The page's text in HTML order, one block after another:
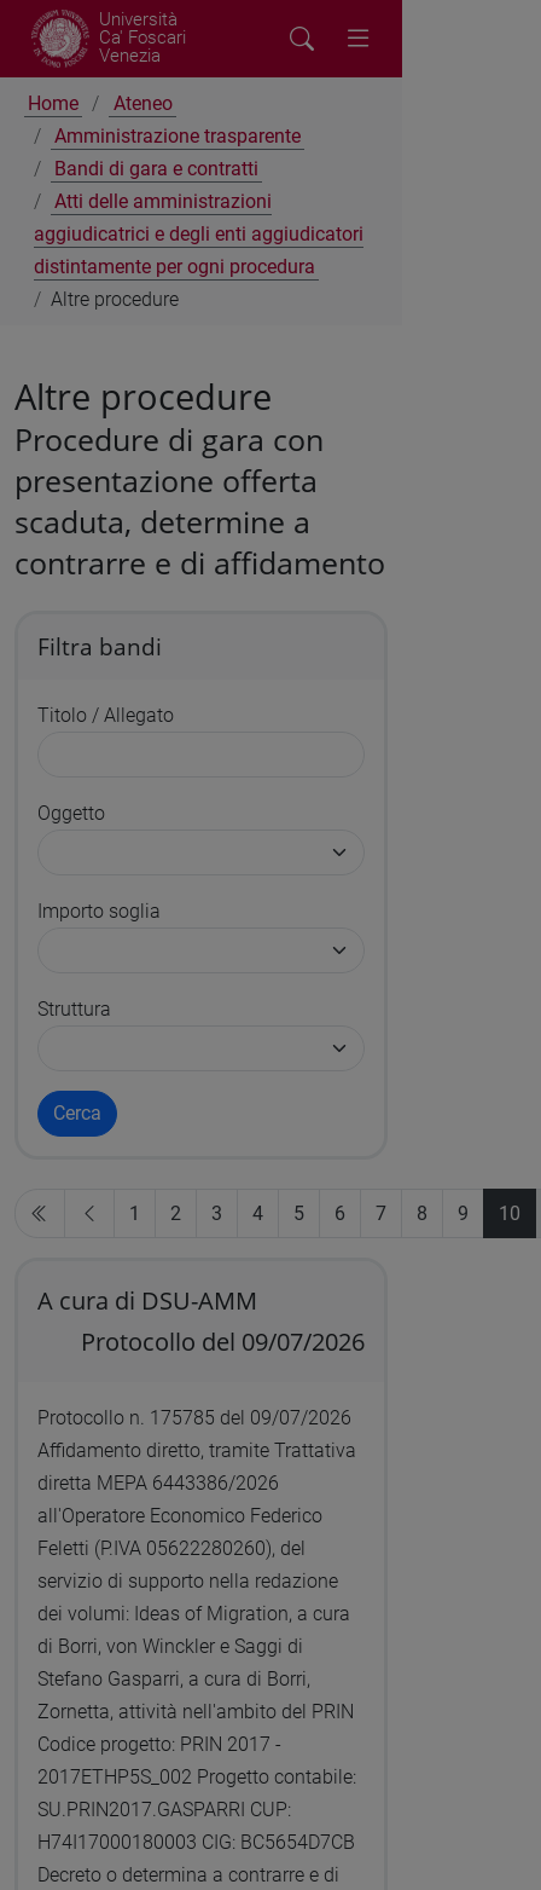
Università
Ca' Foscari
Venezia
Home
Ateneo
Amministrazione trasparente
Bandi di gara e contratti
Atti delle amministrazioni
aggiudicatrici e degli enti aggiudicatori
distintamente per ogni procedura
Altre procedure
Altre procedure
Procedure di gara con
presentazione offerta
scaduta, determine a
contrarre e di affidamento
Filtra bandi
Titolo / Allegato
Oggetto
Importo soglia
Struttura
Cerca
1 2 3 4 5 6 7 8 9 10
A cura di DSU-AMM
Protocollo del 09/07/2026
Protocollo n. 175785 del 09/07/2026
Affidamento diretto, tramite Trattativa
diretta MEPA 6443386/2026
all'Operatore Economico Federico
Feletti (P.IVA 05622280260), del
servizio di supporto nella redazione
dei volumi: Ideas of Migration, a cura
di Borri, von Winckler e Saggi di
Stefano Gasparri, a cura di Borri,
Zornetta, attività nell'ambito del PRIN
Codice progetto: PRIN 2017 -
2017ETHP5S_002 Progetto contabile:
SU.PRIN2017.GASPARRI CUP:
H74I17000180003 CIG: BC5654D7CB
Decreto o determina a contrarre e di